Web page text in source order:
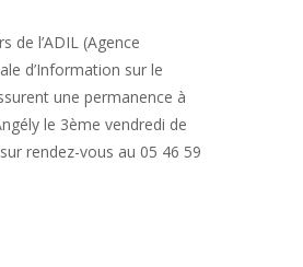
de l’ADIL (Agence
d’Information sur le
une permanence à
le 3ème vendredi de
rendez-vous au 05 46 59